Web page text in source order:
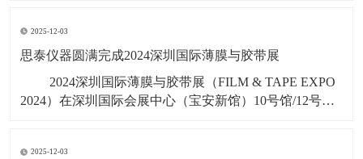
2025-12-03
思泰仪器圆满完成2024深圳国际薄膜与胶带展
​ 2024深圳国际薄膜与胶带展（FILM & TAPE EXPO
2024）在深圳国际会展中心（宝安新馆）10号馆/12号
2025-12-03